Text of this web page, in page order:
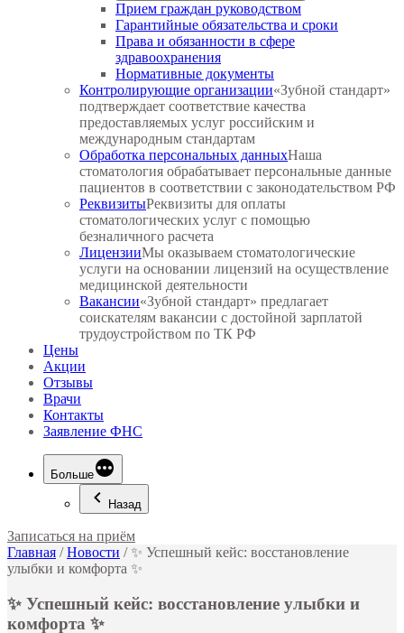
Прием граждан руководством
Гарантийные обязательства и сроки
Права и обязанности в сфере
здравоохранения
Нормативные документы
Контролирующие организации«Зубной стандарт»
подтверждает соответствие качества
предоставляемых услуг российским и
международным стандартам
Обработка персональных данныхНаша
стоматология обрабатывает персональные данные
пациентов в соответствии с законодательством РФ
РеквизитыРеквизиты для оплаты
стоматологических услуг с помощью
безналичного расчета
ЛицензииМы оказываем стоматологические
услуги на основании лицензий на осуществление
медицинской деятельности
Вакансии«Зубной стандарт» предлагает
соискателям вакансии с достойной зарплатой
трудоустройством по ТК РФ
Цены
Акции
Отзывы
Врачи
Контакты
Заявление ФНС
Больше
Назад
Записаться на приём
Главная /Новости /✨ Успешный кейс: восстановление
улыбки и комфорта ✨
✨ Успешный кейс: восстановление улыбки и
комфорта ✨